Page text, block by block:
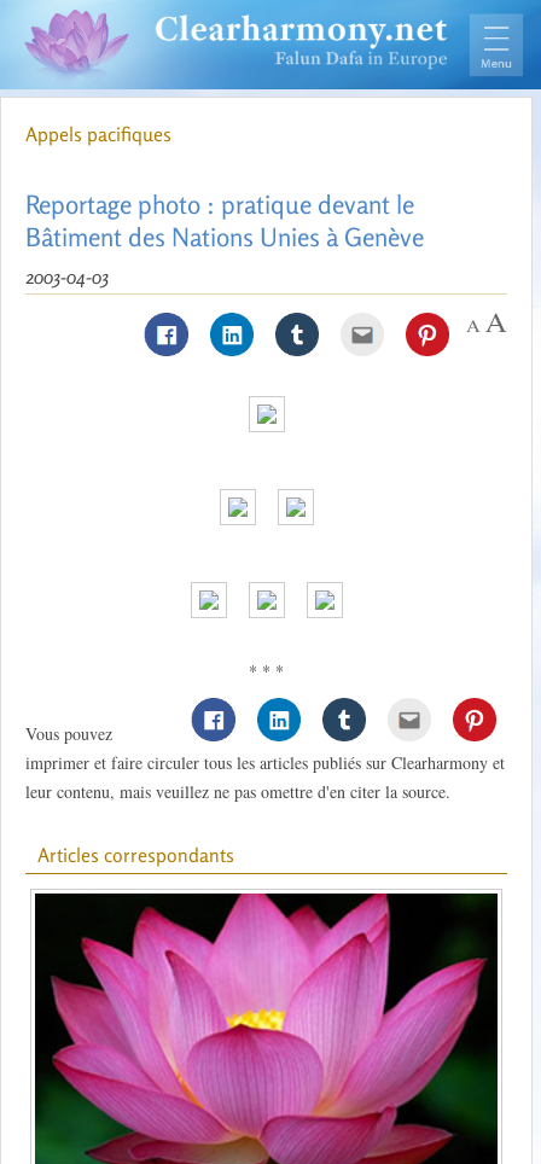
Appels pacifiques
Reportage photo : pratique devant le
Bâtiment des Nations Unies à Genève
2003-04-03
* * *
Vous pouvez
imprimer et faire circuler tous les articles publiés sur Clearharmony et
leur contenu, mais veuillez ne pas omettre d'en citer la source.
Articles correspondants